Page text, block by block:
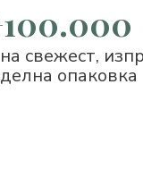
свежест,
опаковка